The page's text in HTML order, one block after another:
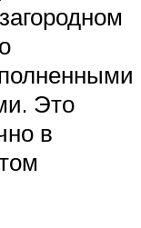
Это
в